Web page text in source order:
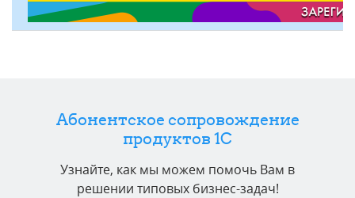
Абонентское сопровождение
продуктов 1C
Узнайте, как мы можем помочь Вам в
решении типовых бизнес-задач!